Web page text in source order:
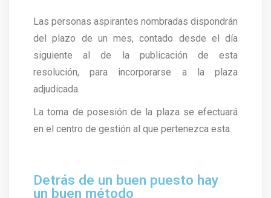
Las personas aspirantes nombradas dispondrán
del plazo de un mes, contado desde el día
siguiente al de la publicación de esta
resolución, para incorporarse a la plaza
adjudicada.
La toma de posesión de la plaza se efectuará
en el centro de gestión al que pertenezca esta.
Detrás de un buen puesto hay
un buen método